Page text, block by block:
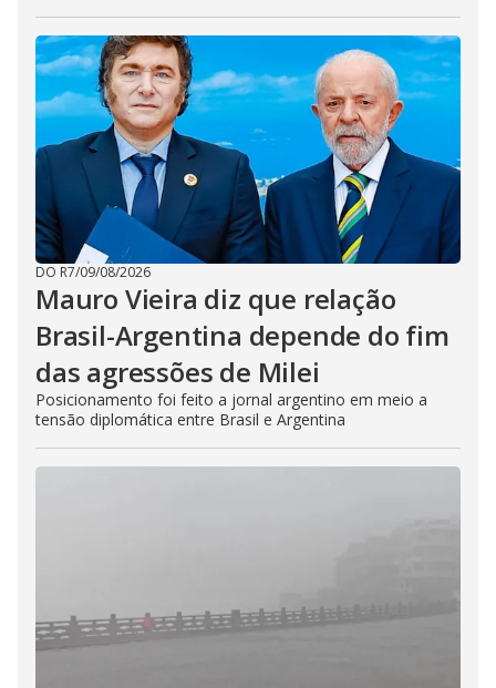
DO R7/09/08/2026
Mauro Vieira diz que relação
Brasil-Argentina depende do fim
das agressões de Milei
Posicionamento foi feito a jornal argentino em meio a
tensão diplomática entre Brasil e Argentina